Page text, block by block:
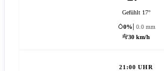
Gefühlt 17°
0%
0.0 mm
30 km/h
21:00 UHR